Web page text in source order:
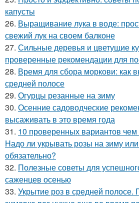
капусты
26. Выращивание лука в воде:
свежий лук на своем балконе
27. Сильные деревья и цветущие
проверенные рекомендации для
28. Время для сбора моркови: как
средней полосе
29. Огурцы резанные на зиму
30. Осенние садоводческие
высаживать в это время года
31. 10 проверенных вариантов чем
Надо ли укрывать розы на зиму
обязательно?
32. Полезные советы для
саженцев осенью
33. Укрытие роз в средней полосе.